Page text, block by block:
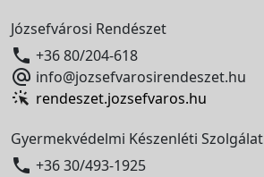
Józsefvárosi Rendészet
 +36 80/204-618
 info@jozsefvarosirendeszet.hu
rendeszet.jozsefvaros.hu
Gyermekvédelmi Készenléti Szolgálat
 +36 30/493-1925